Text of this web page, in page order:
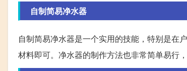
自制简易净水器
自制简易净水器是一个实用的技能，特别是在
材料即可。净水器的制作方法也非常简单易行